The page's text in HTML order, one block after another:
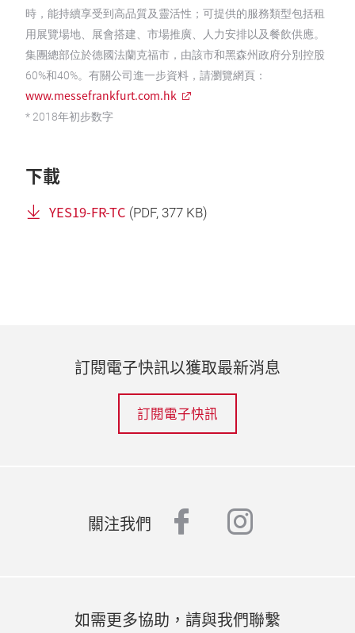
時，能持續享受到高品質及靈活性；可提供的服務類型包括租
用展覽場地、展會搭建、市場推廣、人力安排以及餐飲供應。
集團總部位於德國法蘭克福市，由該市和黑森州政府分別控股
60%和40%。有關公司進一步資料，請瀏覽網頁：
www.messefrankfurt.com.hk
* 2018年初步数字
下載
YES19-FR-TC (PDF, 377 KB)
訂閱電子快訊以獲取最新消息
訂閱電子快訊
關注我們 facebook
如需更多協助，請與我們聯繫